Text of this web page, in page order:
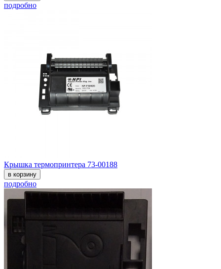
подробно
Крышка термопринтера 73-00188
в корзину
подробно